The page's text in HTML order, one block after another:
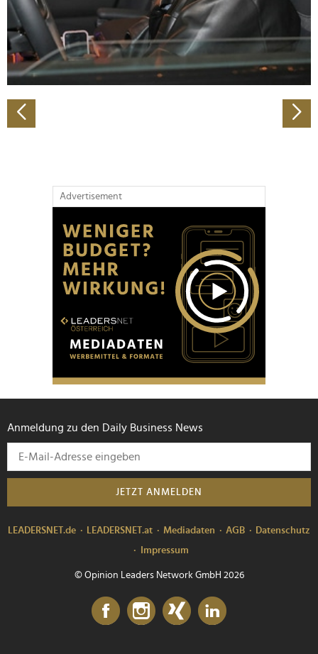
Wir verwenden Cookies, um Inhalte und Anzeigen zu
personalisieren, Funktionen für soziale Medien anbieten
zu können und die Zugriffe auf unsere Website zu
analysieren. Außerdem geben wir Informationen zu Ihrer
Verwendung unserer Website an unsere Partner für
Partner führen diese Informationen möglicherweise mit
weiteren Daten zusammen, die Sie ihnen bereitgestellt
Advertisement
Anmeldung zu den Daily Business News
JETZT ANMELDEN
LEADERSNET.de LEADERSNET.at Mediadaten AGB
Datenschutz
Impressum
© Opinion Leaders Network GmbH 2026